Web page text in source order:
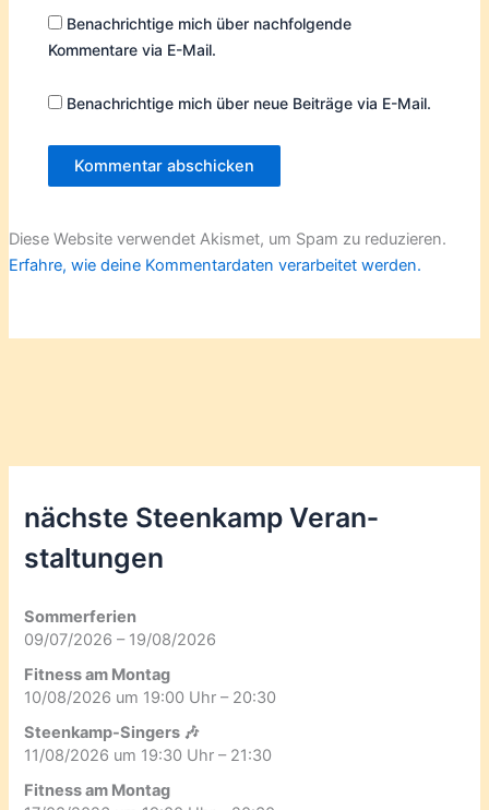
Benachrichtige mich über nachfolgende
Kommentare via E-Mail.
Benachrichtige mich über neue Beiträge via E-Mail.
Diese Website verwendet Akismet, um Spam zu reduzieren.
Erfahre, wie deine Kommentardaten verarbeitet werden.
nächste Steenkamp Veran­
staltungen
Sommerferien
09/07/2026 – 19/08/2026
Fitness am Montag
10/08/2026 um 19:00 Uhr – 20:30
Steenkamp-Singers 🎶
11/08/2026 um 19:30 Uhr – 21:30
Fitness am Montag